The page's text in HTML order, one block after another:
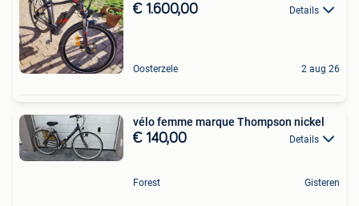
€ 1.600,00 Details
Oosterzele 2 aug 26
vélo femme marque Thompson nickel
€ 140,00 Details
Forest Gisteren